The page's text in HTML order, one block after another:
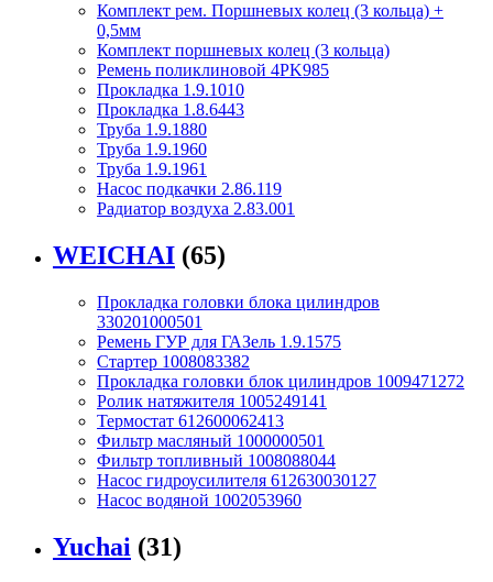
Комплект рем. Поршневых колец (3 кольца) +
0,5мм
Комплект поршневых колец (3 кольца)
Ремень поликлиновой 4PK985
Прокладка 1.9.1010
Прокладка 1.8.6443
Труба 1.9.1880
Труба 1.9.1960
Труба 1.9.1961
Насос подкачки 2.86.119
Радиатор воздуха 2.83.001
WEICHAI (65)
Прокладка головки блока цилиндров
330201000501
Ремень ГУР для ГАЗель 1.9.1575
Стартер 1008083382
Прокладка головки блок цилиндров 1009471272
Ролик натяжителя 1005249141
Термостат 612600062413
Фильтр масляный 1000000501
Фильтр топливный 1008088044
Насос гидроусилителя 612630030127
Насос водяной 1002053960
Yuchai (31)